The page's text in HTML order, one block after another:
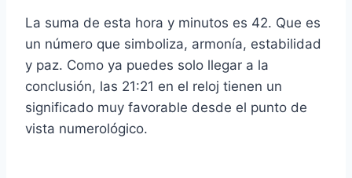
La suma de esta hora y minutos es 42. Que es
un número que simboliza, armonía, estabilidad
y paz. Como ya puedes solo llegar a la
conclusión, las 21:21 en el reloj tienen un
significado muy favorable desde el punto de
vista numerológico.